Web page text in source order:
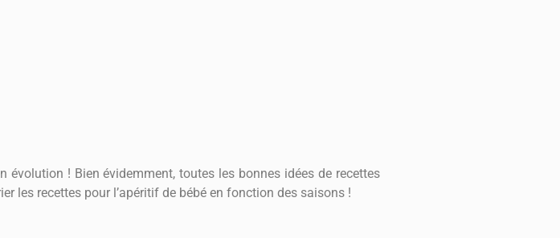
! Bien évidemment, toutes les bonnes idées de recettes
les recettes pour l’apéritif de bébé en fonction des saisons !